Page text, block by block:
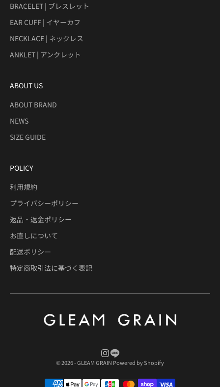
BRACELET | ブレスレット
EAR CUFF | イヤーカフ
NECKLACE | ネックレス
ANKLET | アンクレット
ABOUT US
ABOUT BRAND
NEWS
SIZE GUIDE
POLICY
利用規約
プライバシーポリシー
返品・返金ポリシー
お直しについて
配送ポリシー
特定商取引法に基づく表記
© 2026 - GLEAM GRAIN Powered by Shopify